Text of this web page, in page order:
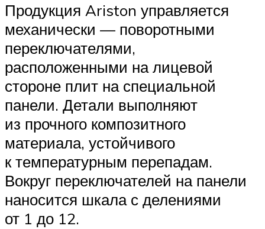
Продукция Ariston управляется
механически — поворотными
переключателями,
расположенными на лицевой
стороне плит на специальной
панели. Детали выполняют
из прочного композитного
материала, устойчивого
к температурным перепадам.
Вокруг переключателей на панели
наносится шкала с делениями
от 1 до 12.